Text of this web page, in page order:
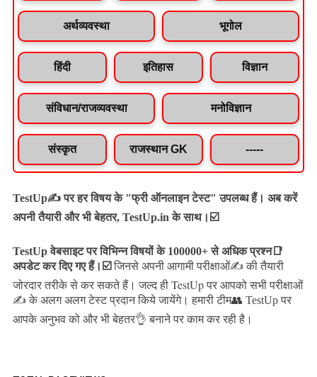
अर्थव्यवस्था भूगोल
हिंदी इतिहास विज्ञान
संविधान/राजव्यवस्था मनोविज्ञान
संस्कृत राजस्थान GK -----
TestUp✍️ पर हर विषय के "फ्री ऑनलाइन टेस्ट" उपलब्ध हैं। अब करें
अपनी तैयारी और भी बेहतर, TestUp.in के साथ।☑️
TestUp वेबसाइट पर विभिन्न विषयों के 100000+ से अधिक प्रश्न📑
अपडेट कर दिए गए हैं। ☑️ जिनसे अपनी आगामी परीक्षाओं✍️ की तैयारी
जोरदार तरीके से कर सकते हैं।जल्द ही TestUp पर आपको सभी परीक्षाओं
✍️ के अलग अलग टेस्ट प्रदान किये जायेंगे। हमारी टीम👥 TestUp पर
आपके अनुभव को और भी बेहतर👌 बनाने पर काम कर रही है।